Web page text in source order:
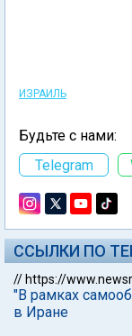
ИЗРАИЛЬ
Будьте с нами:
Telegram
ССЫЛКИ ПО
// https://
"В рамках
в Иране